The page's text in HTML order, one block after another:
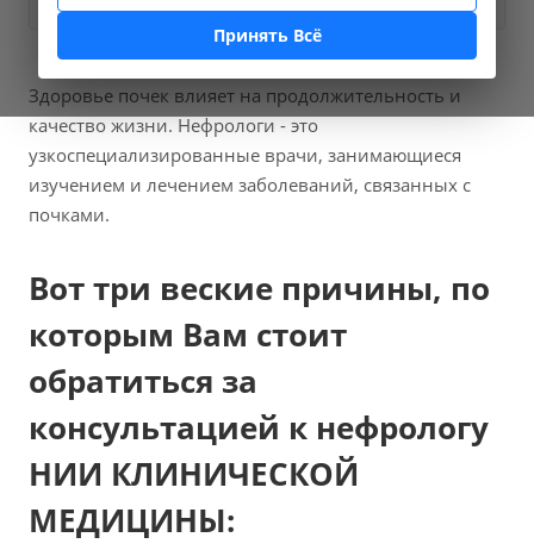
Здоровье почек влияет на продолжительность и
качество жизни. Нефрологи - это
узкоспециализированные врачи, занимающиеся
изучением и лечением заболеваний, связанных с
почками.
Вот три веские причины, по
которым Вам стоит
обратиться за
консультацией к нефрологу
НИИ КЛИНИЧЕСКОЙ
МЕДИЦИНЫ:
Принять Всё